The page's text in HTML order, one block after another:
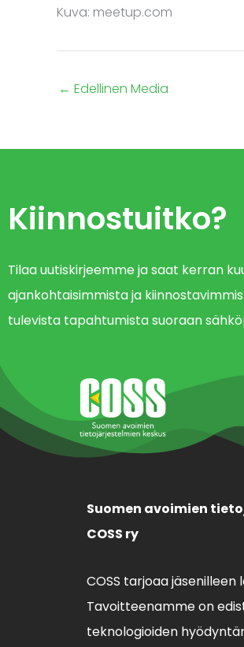
Kuva: meetup.com
← Edellinen Media
Kiinnostuitko?
Tilaa uutiskirjeemme ja saat kerran
ajankohtaisimmista ja
tulevista tapahtumista suoraan
Suomen avoimien
COSS ry
COSS tarjoaa
Tavoitteenamme on
teknologioiden